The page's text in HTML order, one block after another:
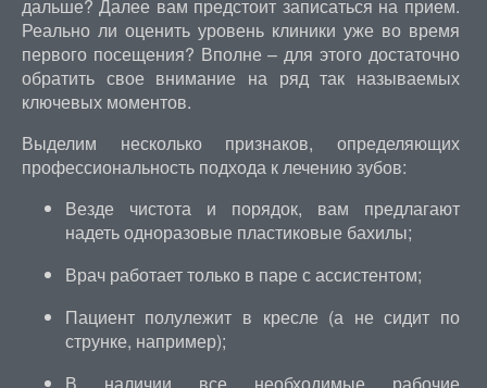
дальше? Далее вам предстоит записаться на прием.
Реально ли оценить уровень клиники уже во время
первого посещения? Вполне – для этого достаточно
обратить свое внимание на ряд так называемых
ключевых моментов.
Выделим несколько признаков, определяющих
профессиональность подхода к лечению зубов:
Везде чистота и порядок, вам предлагают
надеть одноразовые пластиковые бахилы;
Врач работает только в паре с ассистентом;
Пациент полулежит в кресле (а не сидит по
струнке, например);